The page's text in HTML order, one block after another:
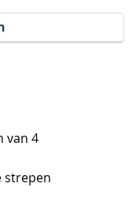
van 4
strepen